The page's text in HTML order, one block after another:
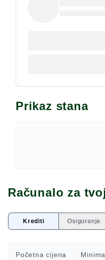
šljunčana plaža 10 km.
ima mogućnost
Prikaz stana
Računalo za
Krediti Osiguranje
Početna cijena